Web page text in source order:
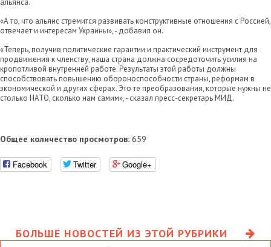
альянса.
«А то, что альянс стремится развивать конструктивные отношения с Россией,
отвечает и интересам Украины», - добавил он.
«Теперь, получив политические гарантии и практический инструмент для
продвижения к членству, наша страна должна сосредоточить усилия на
кропотливой внутренней работе. Результаты этой работы должны
способствовать повышению обороноспособности страны, реформам в
экономической и других сферах. Это те преобразования, которые нужны не
столько НАТО, сколько нам самим», - сказал пресс-секретарь МИД.
Общее количество просмотров: 659
Facebook Twitter Google+
БОЛЬШЕ НОВОСТЕЙ ИЗ ЭТОЙ РУБРИКИ